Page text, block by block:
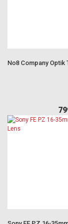
No8 Company